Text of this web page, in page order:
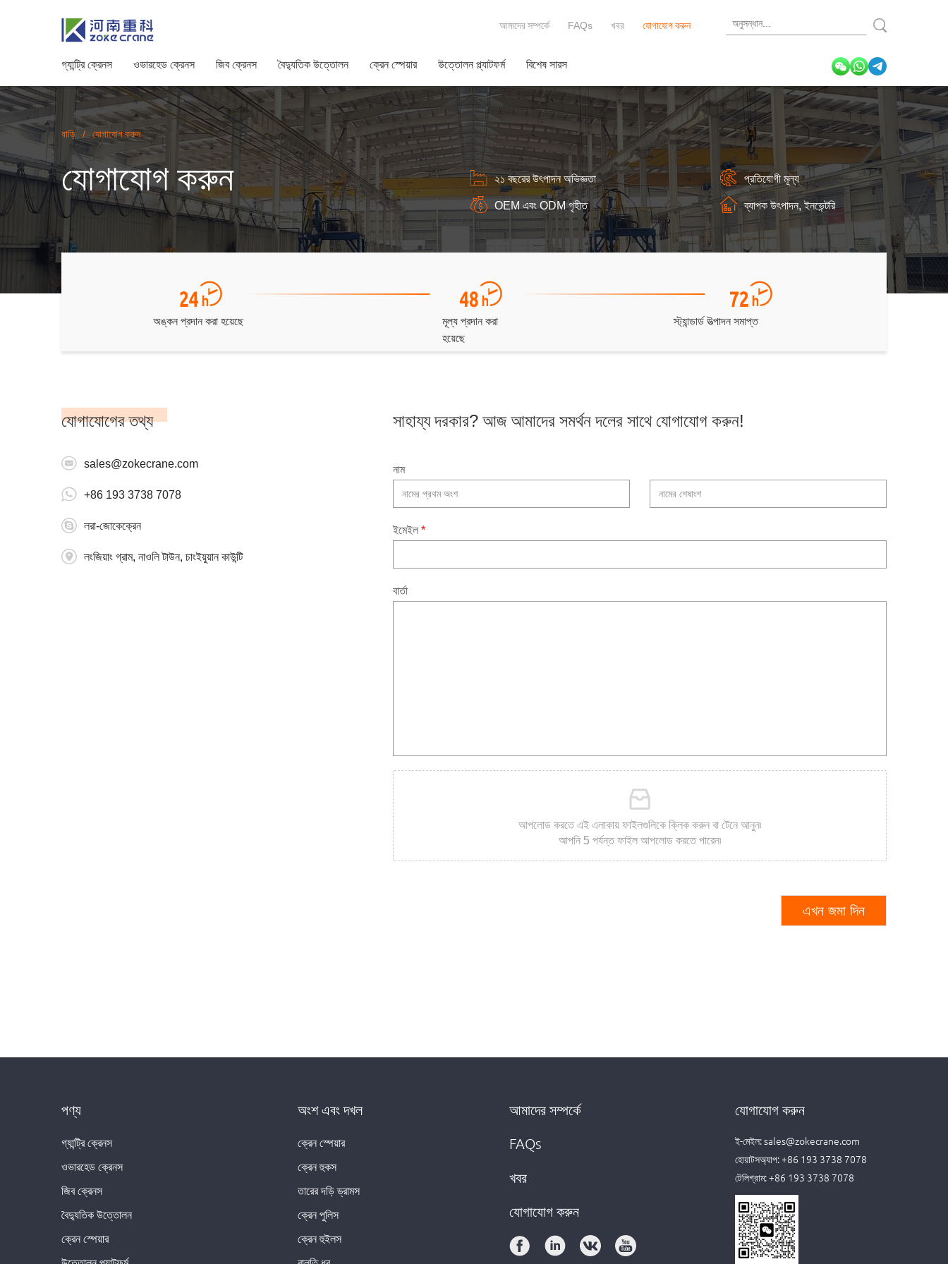
আমাদের সম্পর্কে FAQs খবর যোগাযোগ করুন
গ্যান্ট্রি ক্রেনস ওভারহেড ক্রেনস জিব ক্রেনস বৈদ্যুতিক উত্তোলন ক্রেন স্পেয়ার উত্তোলন প্ল্যাটফর্ম বিশেষ সারস
বাড়ি / যোগাযোগ করুন
যোগাযোগ করুন ২১ বছরের উৎপাদন অভিজ্ঞতা
প্রতিযোগী মূল্য
OEM এবং ODM গৃহীত
ব্যাপক উৎপাদন, ইনভেন্টরি
অঙ্কন প্রদান করা হয়েছে
মূল্য প্রদান করা
হয়েছে
স্ট্যান্ডার্ড উত্পাদন সমাপ্ত
যোগাযোগের তথ্য
sales@zokecrane.com
+86 193 3738 7078
লরা-জোকেক্রেন
লংজিয়াং গ্রাম, নাওলি টাউন, চাংইয়ুয়ান কাউন্টি
সাহায্য দরকার? আজ আমাদের সমর্থন দলের সাথে যোগাযোগ করুন!
নাম
ইমেইল *
বার্তা
আপলোড করতে এই এলাকায় ফাইলগুলিকে ক্লিক করুন বা টেনে আনুন৷
আপনি 5 পর্যন্ত ফাইল আপলোড করতে পারেন৷
এখন জমা দিন
পণ্য
গ্যান্ট্রি ক্রেনস
ওভারহেড ক্রেনস
জিব ক্রেনস
বৈদ্যুতিক উত্তোলন
ক্রেন স্পেয়ার
অংশ এবং দখল
ক্রেন স্পেয়ার
ক্রেন হুকস
তারের দড়ি ড্রামস
ক্রেন পুলিস
ক্রেন হুইলস
আমাদের সম্পর্কে
FAQs
খবর
যোগাযোগ করুন
যোগাযোগ করুন
ই-মেইল:sales@zokecrane.com
হোয়াটসঅ্যাপ:+86 193 3738 7078
টেলিগ্রাম:+86 193 3738 7078